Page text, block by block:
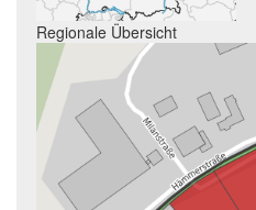
Regionale Übersicht